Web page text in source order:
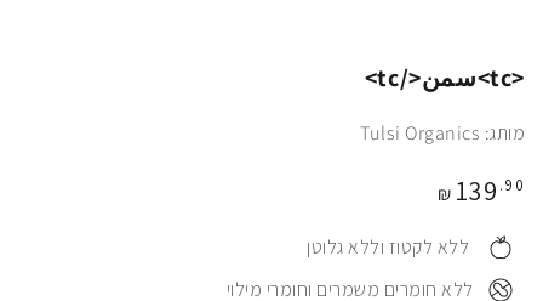
<tc>سمن</tc>
מותג: Tulsi Organics
מחיר ₪ 139 .90